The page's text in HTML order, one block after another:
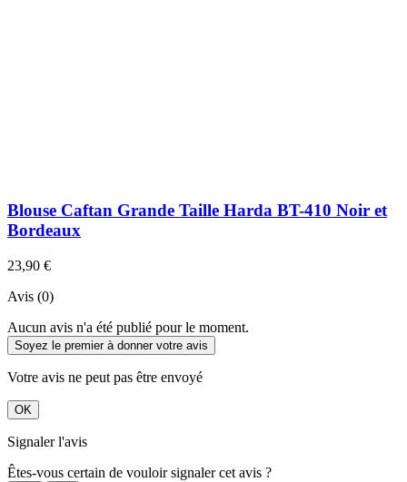
Blouse Caftan Grande Taille Harda BT-410 Noir et
Bordeaux
23,90 €
Avis (0)
Aucun avis n'a été publié pour le moment.
Soyez le premier à donner votre avis
Votre avis ne peut pas être envoyé
OK
Signaler l'avis
Êtes-vous certain de vouloir signaler cet avis ?